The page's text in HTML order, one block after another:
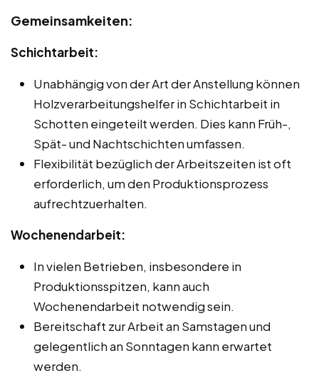
Gemeinsamkeiten:
Schichtarbeit:
Unabhängig von der Art der Anstellung können
Holzverarbeitungshelfer in Schichtarbeit in
Schotten eingeteilt werden. Dies kann Früh-,
Spät- und Nachtschichten umfassen.
Flexibilität bezüglich der Arbeitszeiten ist oft
erforderlich, um den Produktionsprozess
aufrechtzuerhalten.
Wochenendarbeit:
In vielen Betrieben, insbesondere in
Produktionsspitzen, kann auch
Wochenendarbeit notwendig sein.
Bereitschaft zur Arbeit an Samstagen und
gelegentlich an Sonntagen kann erwartet
werden.